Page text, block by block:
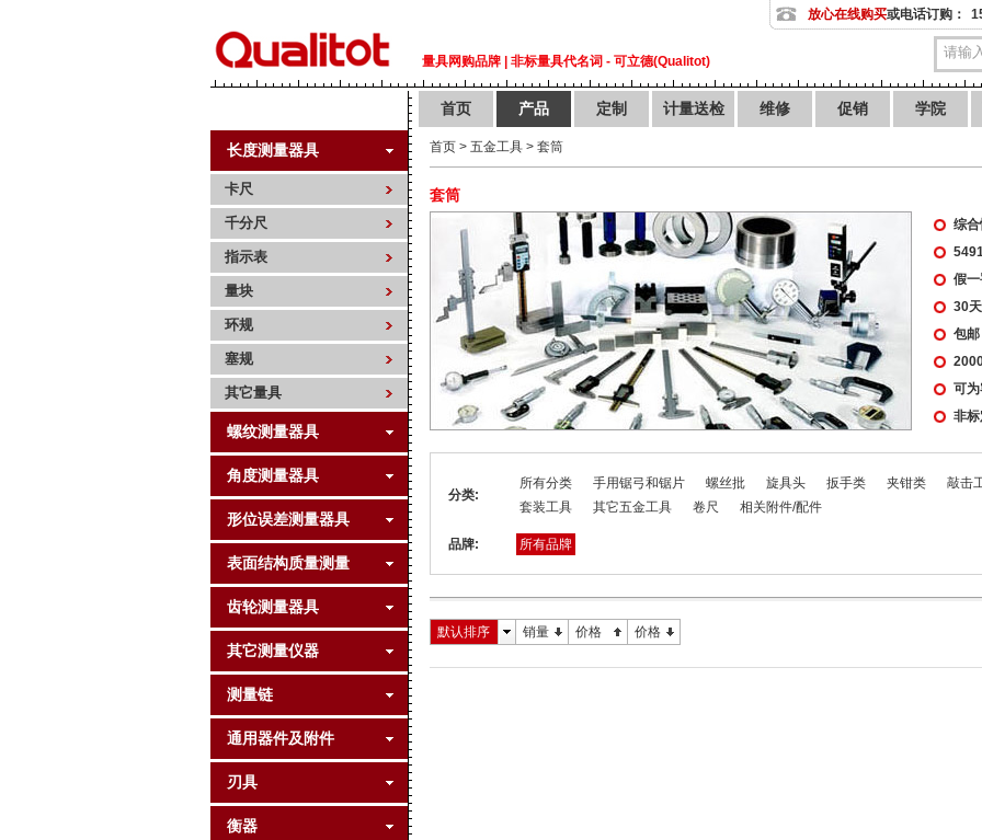
放心在线购买或电话订购：
量具网购品牌 | 非标量具代名词 - 可立德(Qualitot)
长度测量器具
卡尺
千分尺
指示表
量块
环规
塞规
其它量具
螺纹测量器具
角度测量器具
形位误差测量器具
表面结构质量测量
齿轮测量器具
其它测量仪器
测量链
通用器件及附件
刃具
衡器
首页 产品 定制 计量送检 维修 促销 学院
首页 > 五金工具 > 套筒
套筒
综
假
30
包邮
可
非
分类:
所有分类 手用锯弓和锯片 螺丝批 旋具头 扳手类 夹钳类 敲击
套装工具
其它五金工具 卷尺 相关附件/配件
品牌: 所有品牌
默认排序 销量 价格 价格